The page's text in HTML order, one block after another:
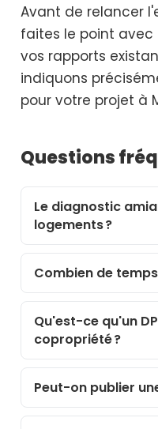
Avant de relancer
faites le point avec
vos rapports
indiquons
pour votre projet à
Questions
Le diagnostic
logements ?
Combien de
Qu'est-ce qu'un
copropriété ?
Peut-on publier